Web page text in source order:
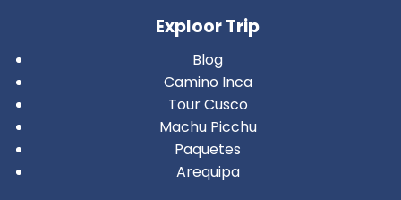
Exploor Trip
Blog
Camino Inca
Tour Cusco
Machu Picchu
Paquetes
Arequipa